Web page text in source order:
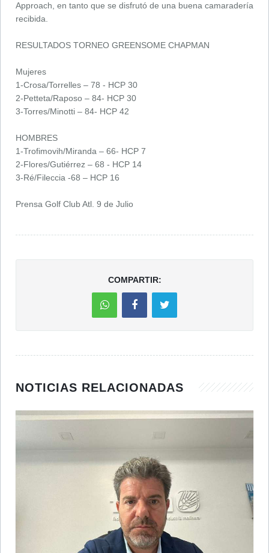
Approach, en tanto que se disfrutó de una buena camaradería
recibida.
RESULTADOS TORNEO GREENSOME CHAPMAN
Mujeres
1-Crosa/Torrelles – 78 - HCP 30
2-Petteta/Raposo – 84- HCP 30
3-Torres/Minotti – 84- HCP 42
HOMBRES
1-Trofimovih/Miranda – 66- HCP 7
2-Flores/Gutiérrez – 68 - HCP 14
3-Ré/Fileccia -68 – HCP 16
Prensa Golf Club Atl. 9 de Julio
COMPARTIR:
NOTICIAS RELACIONADAS